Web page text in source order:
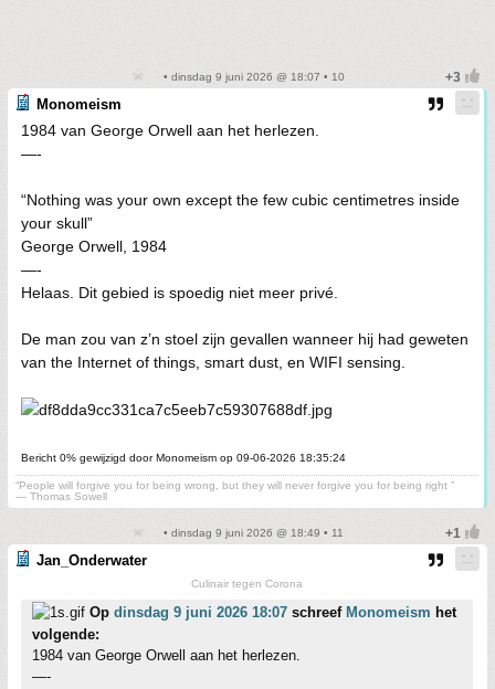
• dinsdag 9 juni 2026 @ 18:07 • 10
Monomeism
1984 van George Orwell aan het herlezen.
—-
“Nothing was your own except the few cubic centimetres inside
your skull”
George Orwell, 1984
—-
Helaas. Dit gebied is spoedig niet meer privé.
De man zou van z’n stoel zijn gevallen wanneer hij had geweten
van the Internet of things, smart dust, en WIFI sensing.
Bericht 0% gewijzigd door Monomeism op 09-06-2026 18:35:24
“People will forgive you for being wrong, but they will never forgive you for being right ”
― Thomas Sowell
• dinsdag 9 juni 2026 @ 18:49 • 11
Jan_Onderwater
Culinair tegen Corona
Op dinsdag 9 juni 2026 18:07 schreef Monomeism het
volgende:
1984 van George Orwell aan het herlezen.
—-